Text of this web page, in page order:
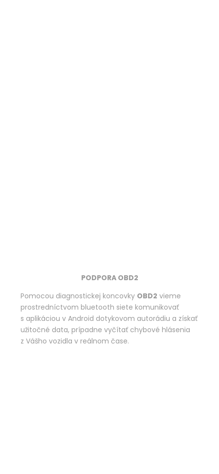
PODPORA OBD2
Pomocou diagnostickej koncovky OBD2 vieme
prostredníctvom bluetooth siete komunikovať
s aplikáciou v Android dotykovom autorádiu a získať
užitočné data, prípadne vyčítať chybové hlásenia
z Vášho vozidla v reálnom čase.